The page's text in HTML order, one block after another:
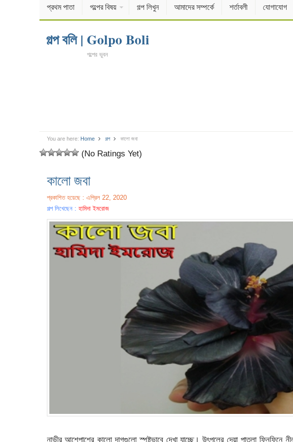
প্রথম পাতা গল্পের বিষয় গল্প লিখুন আমাদের সম্পর্কে শর্তাবলী যোগাযোগ
গল্প বলি | Golpo Boli
গল্পের ভুবন
You are here: Home গল্প কালো জবা
(No Ratings Yet)
কালো জবা
প্রকাশিত হয়েছে : এপ্রিল 22, 2020
গল্প লিখেছেন : হামিদা ইমরোজ
নাভীর আশেপাশের কালো দাগগুলো স্পষ্টভাবে দেখা যাচ্ছে। উৎপলের দেয়া পাতলা ফিনফিনে